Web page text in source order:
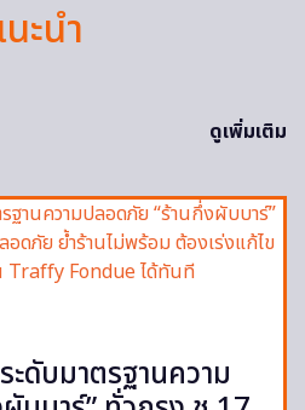
ะนำ
ดูเพิ่มเติม
ดับมาตรฐานความ